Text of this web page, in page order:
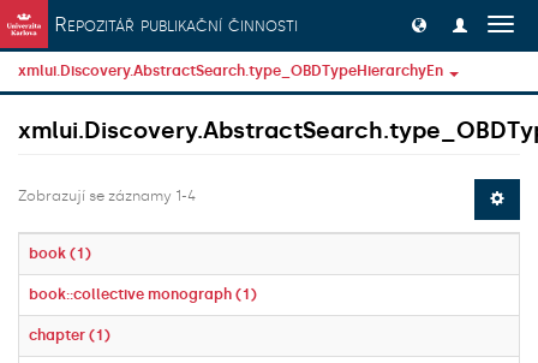
Přeskočit na obsah
Repozitář publikační činnosti
xmlui.Discovery.AbstractSearch.type_OBDTypeHierarchyEn
Zobrazují se záznamy 1-4
book (1)
book::collective monograph (1)
chapter (1)